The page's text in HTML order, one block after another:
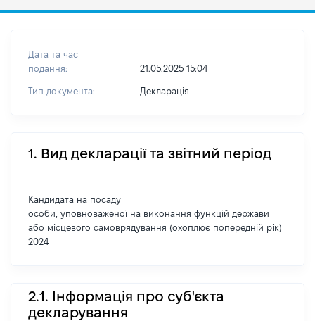
Дата та час
подання:
21.05.2025 15:04
Тип документа: Декларація
1. Вид декларації та звітний період
Кандидата на посаду
особи, уповноваженої на виконання функцій держави
або місцевого самоврядування (охоплює попередній рік)
2024
2.1. Інформація про суб'єкта
декларування